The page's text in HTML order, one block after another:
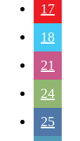
17
18
21
24
25